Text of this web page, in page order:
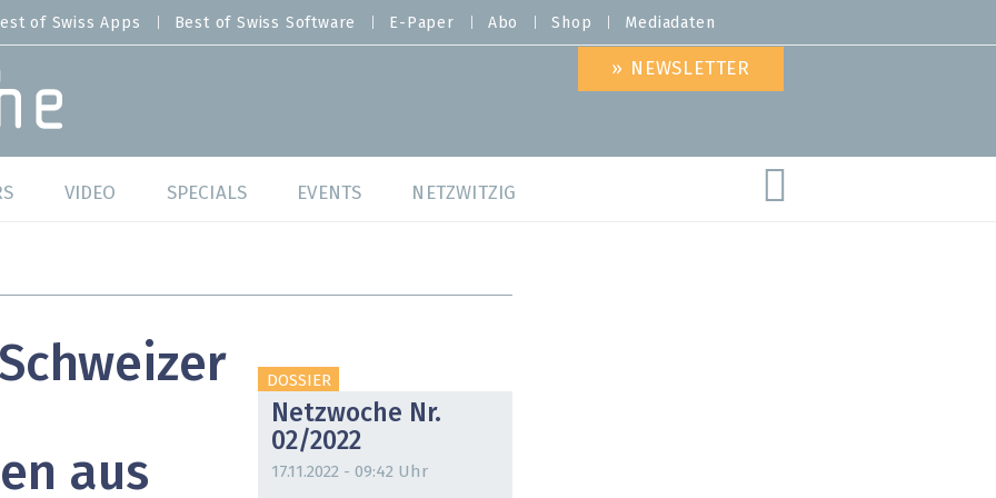
of Swiss Apps Best of Swiss Software E-Paper Abo Shop Mediadaten
» NEWSLETTER
Swiss Software
VIDEO SPECIALS
Cybersecurity
Cloud & Managed Services
EVENTS
Best of Swiss Software
NETZWITZIG
aus
DOSSIER
Netzwoche Nr.
02/2022
17.11.2022 - 09:42 Uhr